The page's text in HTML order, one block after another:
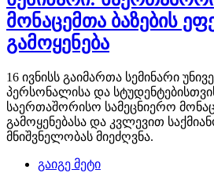
მონაცემთა ბაზების
გამოყენება
16 ივნისს გაიმართა სემინარი
პერსონალისა და
საერთაშორისო სამეცნიერო
გამოყენებასა და კვლევით
მნიშვნელობას მიეძღვნა.
გაიგე მეტი